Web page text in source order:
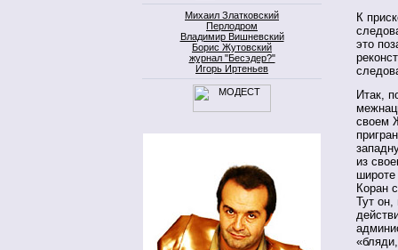
Михаил Златковский
Перлодром
Владимир Вишневский
Борис Жутовский
журнал "Бесэдер?"
Игорь Иртеньев
К
это
Итак,
своем
из
Коран
Тут он,